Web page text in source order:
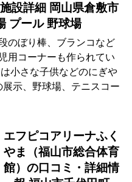
設詳細 岡山県倉敷市
プール 野球場
のぼり棒、ブランコなど
用コーナーも作られてい
小さな子供などのにぎや
示、野球場、テニスコー
エフピコアリーナふく
やま（福山市総合体育
館）の口コミ・詳細情